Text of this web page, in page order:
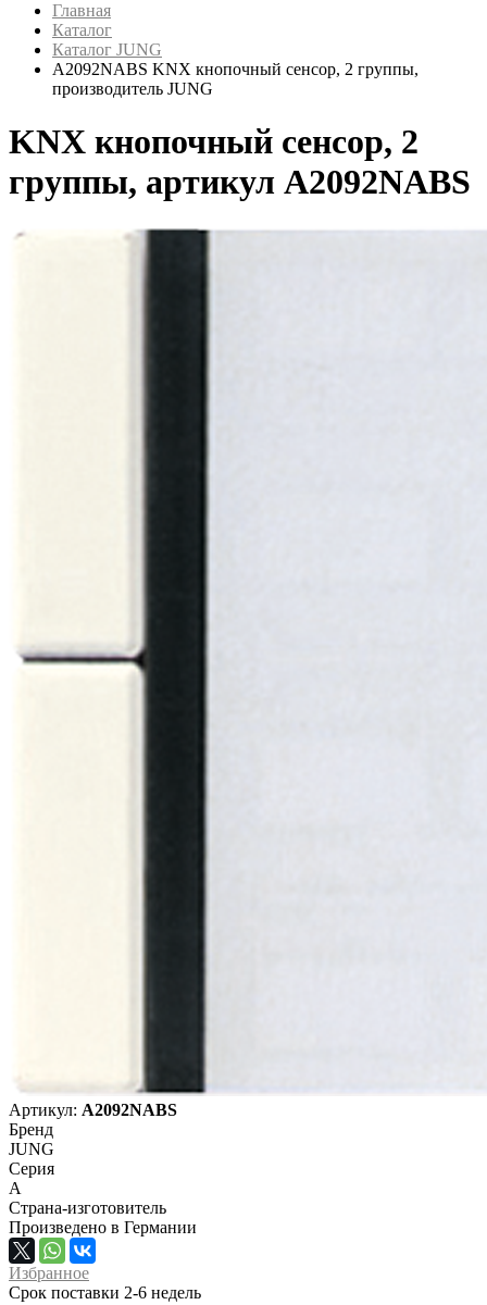
Главная
Каталог
Каталог JUNG
A2092NABS KNX кнопочный сенсор, 2 группы,
производитель JUNG
KNX кнопочный сенсор, 2
группы, артикул A2092NABS
Артикул: A2092NABS
Бренд
JUNG
Серия
A
Страна-изготовитель
Произведено в Германии
Избранное
Срок поставки 2-6 недель